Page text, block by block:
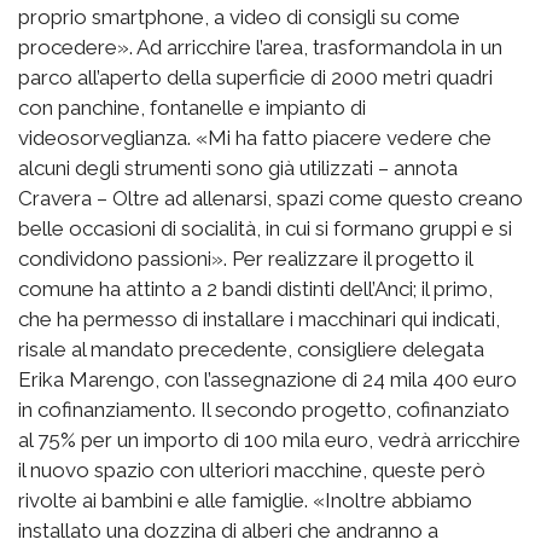
proprio smartphone, a video di consigli su come
procedere». Ad arricchire l’area, trasformandola in un
parco all’aperto della superficie di 2000 metri quadri
con panchine, fontanelle e impianto di
videosorveglianza. «Mi ha fatto piacere vedere che
alcuni degli strumenti sono già utilizzati – annota
Cravera – Oltre ad allenarsi, spazi come questo creano
belle occasioni di socialità, in cui si formano gruppi e si
condividono passioni». Per realizzare il progetto il
comune ha attinto a 2 bandi distinti dell’Anci; il primo,
che ha permesso di installare i macchinari qui indicati,
risale al mandato precedente, consigliere delegata
Erika Marengo, con l’assegnazione di 24 mila 400 euro
in cofinanziamento. Il secondo progetto, cofinanziato
al 75% per un importo di 100 mila euro, vedrà arricchire
il nuovo spazio con ulteriori macchine, queste però
rivolte ai bambini e alle famiglie. «Inoltre abbiamo
installato una dozzina di alberi che andranno a